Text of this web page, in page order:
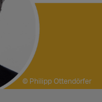
© Philipp Ottendörfer